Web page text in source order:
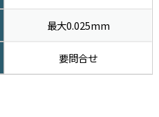
最大0.025mm
要問合せ